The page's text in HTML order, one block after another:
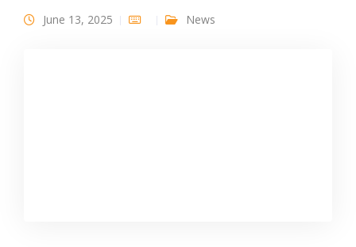
June 13, 2025 News